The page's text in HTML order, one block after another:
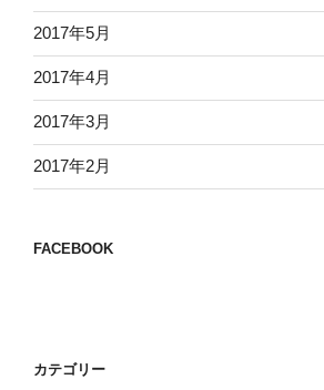
2017年5月
2017年4月
2017年3月
2017年2月
FACEBOOK
カテゴリー